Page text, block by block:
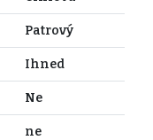
Patrový
Ihned
Ne
ne